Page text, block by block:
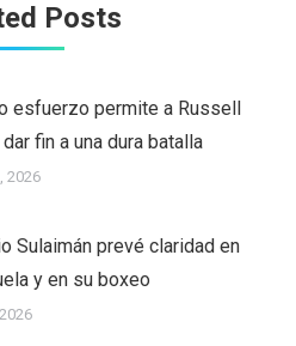
Posts
esfuerzo permite a Russell
fin a una dura batalla
2026
Sulaimán prevé claridad en
y en su boxeo